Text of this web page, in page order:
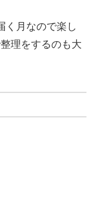
く月なので楽し
理をするのも大